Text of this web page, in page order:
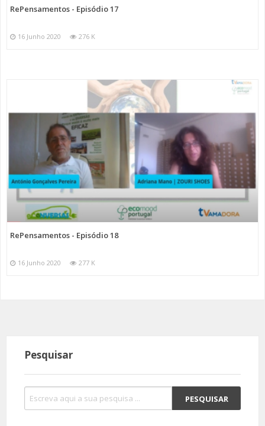
RePensamentos - Episódio 17
16 Junho 2020 276 K
RePensamentos - Episódio 18
16 Junho 2020 277 K
Pesquisar